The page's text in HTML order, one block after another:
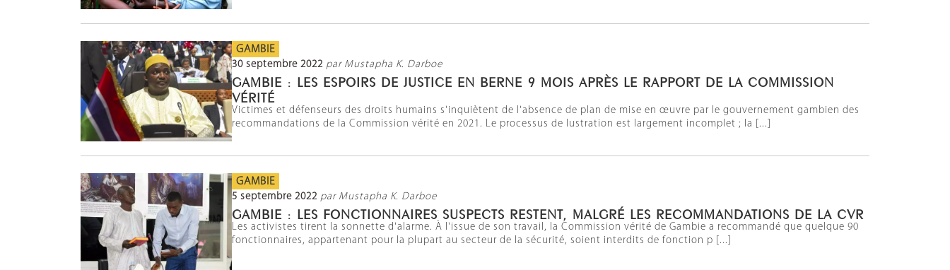
GAMBIE
30 septembre 2022 par Mustapha K. Darboe
GAMBIE : LES ESPOIRS DE JUSTICE EN BERNE 9 MOIS APRÈS LE RAPPORT DE LA COMMISSION
VÉRITÉ
Victimes et défenseurs des droits humains s'inquiètent de l'absence de plan de mise en œuvre par le gouvernement gambien des
recommandations de la Commission vérité en 2021. Le processus de lustration est largement incomplet ; la [...]
GAMBIE
5 septembre 2022 par Mustapha K. Darboe
GAMBIE : LES FONCTIONNAIRES SUSPECTS RESTENT, MALGRÉ LES RECOMMANDATIONS DE LA CVR
Les activistes tirent la sonnette d'alarme. À l'issue de son travail, la Commission vérité de Gambie a recommandé que quelque 90
fonctionnaires, appartenant pour la plupart au secteur de la sécurité, soient interdits de fonction p [...]